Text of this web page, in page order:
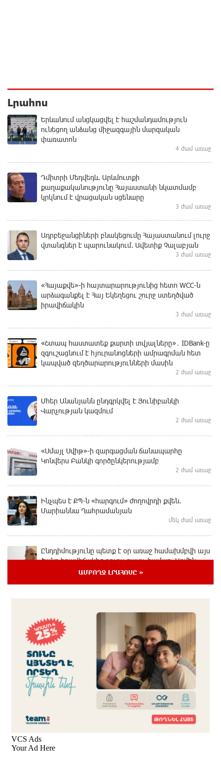
Լրահոս
Երևանում անցկացվել է հաշմանդամություն
ունեցող անձանց միջազգային մարզական
փառատոն
4 ժամ առաջ
Դմիտրի Մեդվեդև. Արևմուտքի
քաղաքականությունը Հայաստանի նկատմամբ
կրկնում է վրացական սցենարը
3 ժամ առաջ
Ադրբեջանցիների բնակեցումը Հայաստանում լուրջ
վտանգներ է պարունակում. Ավետիք Չալաբյան
3 ժամ առաջ
«Հայաքվե»-ի հայտարարությունից հետո WCC-ն
արձագանքել է Հայ Եկեղեցու շուրջ ստեղծված
իրավիճակին
3 ժամ առաջ
«Շտապ հաստատեք քարտի տվյալները»․ IDBank-ը
զգուշացնում է հյուրանոցների ամրագրման հետ
կապված զեղծարարությունների մասին
2 ժամ առաջ
Մհեր Անանյանն ընդգրկվել է Յունիբանկի
Վարչության կազմում
2 ժամ առաջ
«Սմայլ Սվիթ»-ի զարգացման ճանապարհը
Կոնվերս Բանկի գործընկերությամբ
2 ժամ առաջ
Ինչպես է ՔՊ-ն «հարգում» ժողովրդի քվեն.
Մարիաննա Ղահրամանյան
մեկ ժամ առաջ
Ընդդիմությունը պետք է օր առաջ համախմբվի այս
ծանր իրավիճակից դուրս գալու համար. Արմեն
քան անհաջող ու չստացված դերասանի թատրոն.
Աննա Կոստանյան
29 րոպե առաջ
Միայն հանրային մեծ աջակցության պարագայում
ընդդիմությունը կկարողանա օրակարգ թելադրել.
Արեգ Սավգուլյան
20 րոպե առաջ
«ՀայաՔվեի» տարածքային գրասենյակները
ազատ արձակումը պահանջող պաստառներով
ԱՄԲՈՂՋ ԼՐԱՀՈՍԸ »